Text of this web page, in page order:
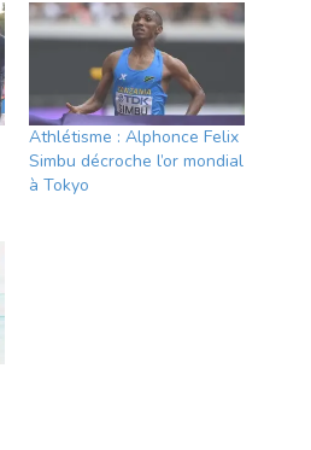
Athlétisme : Alphonce Felix
Simbu décroche l’or mondial
à Tokyo